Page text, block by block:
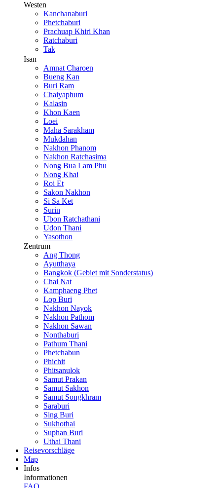
Westen
Kanchanaburi
Phetchaburi
Prachuap Khiri Khan
Ratchaburi
Tak
Isan
Amnat Charoen
Bueng Kan
Buri Ram
Chaiyaphum
Kalasin
Khon Kaen
Loei
Maha Sarakham
Mukdahan
Nakhon Phanom
Nakhon Ratchasima
Nong Bua Lam Phu
Nong Khai
Roi Et
Sakon Nakhon
Si Sa Ket
Surin
Ubon Ratchathani
Udon Thani
Yasothon
Zentrum
Ang Thong
Ayutthaya
Bangkok (Gebiet mit Sonderstatus)
Chai Nat
Kamphaeng Phet
Lop Buri
Nakhon Nayok
Nakhon Pathom
Nakhon Sawan
Nonthaburi
Pathum Thani
Phetchabun
Phichit
Phitsanulok
Samut Prakan
Samut Sakhon
Samut Songkhram
Saraburi
Sing Buri
Sukhothai
Suphan Buri
Uthai Thani
Reisevor­schläge
Map
Infos
Informationen